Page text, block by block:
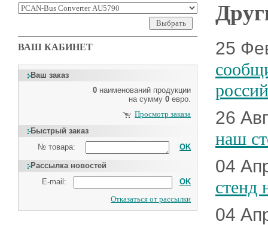
ВАШ КАБИНЕТ
Ваш заказ
0 наименований продукции
на сумму 0 евро.
Просмотр заказа
Быстрый заказ
№ товара:
OK
Рассылка новостей
E-mail:
OK
Отказаться от рассылки
25
26
наш
04
стенд
04